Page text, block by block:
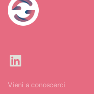
Vieni a conoscerci